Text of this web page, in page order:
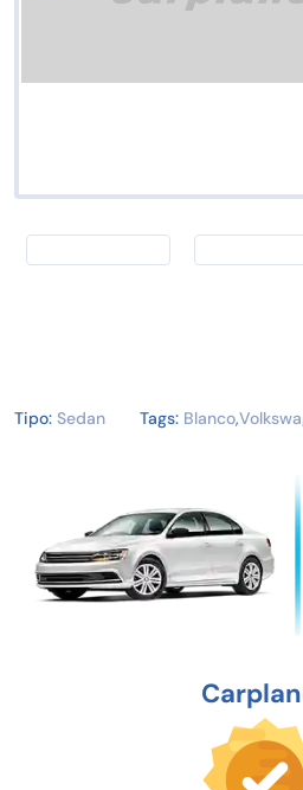
Tipo: Sedan Tags: Blanco,